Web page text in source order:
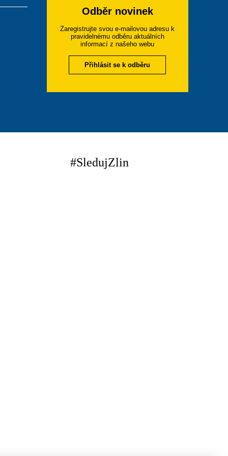
Odběr novinek
Zaregistrujte svou e-mailovou adresu k
pravidelnému odběru aktuálních
informací z našeho webu
Přihlásit se k odběru
#SledujZlin